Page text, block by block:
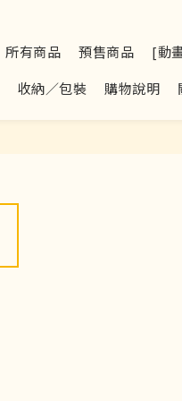
所有商品 預售商品
[動
收納／包裝 購物說明